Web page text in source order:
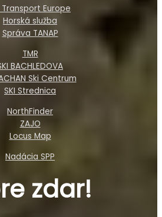
Transport Europe
Horská služba
Správa TANAP
TMR
BACHLEDOVA
Ski Centrum
SKI Strednica
NorthFinder
ZAJO
Locus Map
Nadácia SPP
zdar!